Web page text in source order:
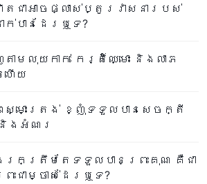
តជាអាចផ្លាស់ប្តូរវាសនារបស់
បានដែរឬទេ?
តាមលុយកាក់ កេរ្តិ៍ឈ្មោះ និងលាភ
ហើយ
ពស្មោះត្រង់ ខ្ញុំទទួលបានសេចក្តី
ងអំណរ
ងរកត្រឹមតែទទួលបានព្រះគុណ គឺជា
ះជាម្ចាស់ដែរឬទេ?